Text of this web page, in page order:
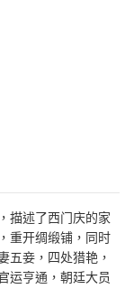
描述了西门庆的家
重开绸缎铺，同时
五妾，四处猎艳，
运亨通，朝廷大员